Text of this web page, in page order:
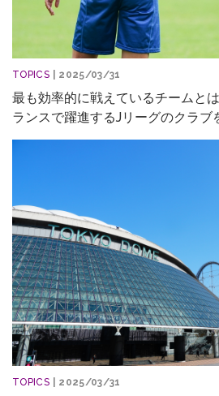
TOPICS | 2025/03/31
最も効率的に戦えているチームと
ランスで躍進するJリーグのクラブ
TOPICS | 2025/03/31